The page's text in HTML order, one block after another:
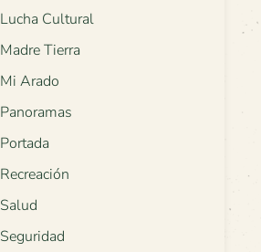
Lucha Cultural
Madre Tierra
Mi Arado
Panoramas
Portada
Recreación
Salud
Seguridad